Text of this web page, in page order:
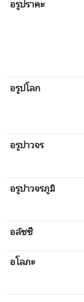
อรูปราคะ
อรูปโลก
อรูปาวจร
อรูปาวจรภูมิ
อลัชชี
อโลภะ